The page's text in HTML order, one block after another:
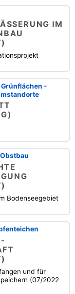
IM
-
Bodenseegebiet
und für
(07/2022